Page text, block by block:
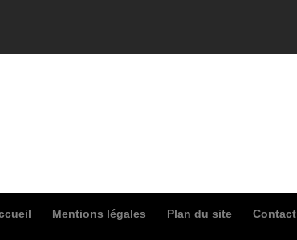
Mentions légales Plan du site Contact